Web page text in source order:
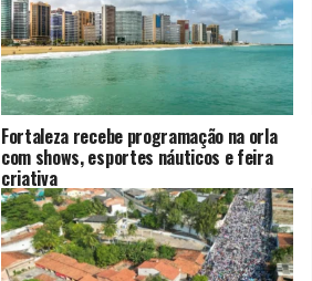
Fortaleza recebe programação na orla
com shows, esportes náuticos e feira
criativa